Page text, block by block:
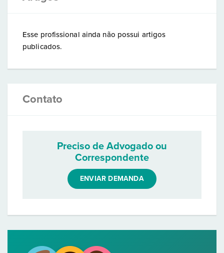
Esse profissional ainda não possui artigos
publicados.
Contato
Preciso de Advogado ou
Correspondente
ENVIAR DEMANDA